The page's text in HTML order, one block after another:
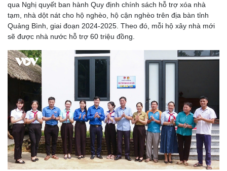
Thể thao
Bóng đá
Lịch thi đấu bóng đá
Thế giới thể thao
Ô tô - Xe máy
Ô tô
Xe máy
Tư vấn
qua Nghị quyết ban hành Quy định chính sách hỗ trợ xóa nhà
tạm, nhà dột nát cho hộ nghèo, hộ cận nghèo trên địa bàn tỉnh
Quảng Bình, giai đoạn 2024-2025. Theo đó, mỗi hộ xây nhà mới
sẽ được nhà nước hỗ trợ 60 triệu đồng.